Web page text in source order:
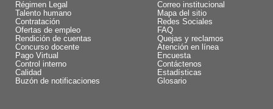
Régimen Legal
Talento humano
Contratación
Ofertas de empleo
Rendición de cuentas
Concurso docente
Pago Virtual
Control interno
Calidad
Buzón de notificaciones
Correo institucional
Mapa del sitio
Redes Sociales
FAQ
Quejas y reclamos
Atención en línea
Encuesta
Contáctenos
Estadísticas
Glosario